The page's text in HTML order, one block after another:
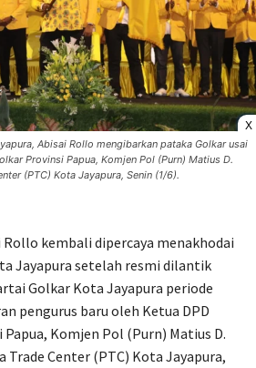
X
Abisai Rollo mengibarkan pataka Golkar usai
Provinsi Papua, Komjen Pol (Purn) Matius D.
(PTC) Kota Jayapura, Senin (1/6).
Rollo kembali dipercaya menakhodai
Jayapura setelah resmi dilantik
Golkar Kota Jayapura periode
pengurus baru oleh Ketua DPD
Komjen Pol (Purn) Matius D.
Trade Center (PTC) Kota Jayapura,